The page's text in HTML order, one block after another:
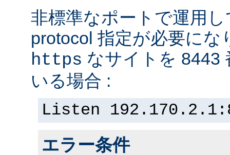
非標準なポートで運用
protocol 指定が必要に
https なサイトを 8443
いる場合 :
Listen
エラー条件